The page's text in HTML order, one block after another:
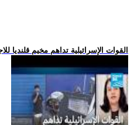
.. القوات الإسرائيلية تداهم مخيم قلنديا